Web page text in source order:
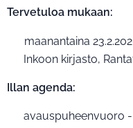
Tervetuloa mukaan:
maanantaina
📍 Inkoon kirjasto,
Illan agenda:
▪️ avauspuheenvuoro